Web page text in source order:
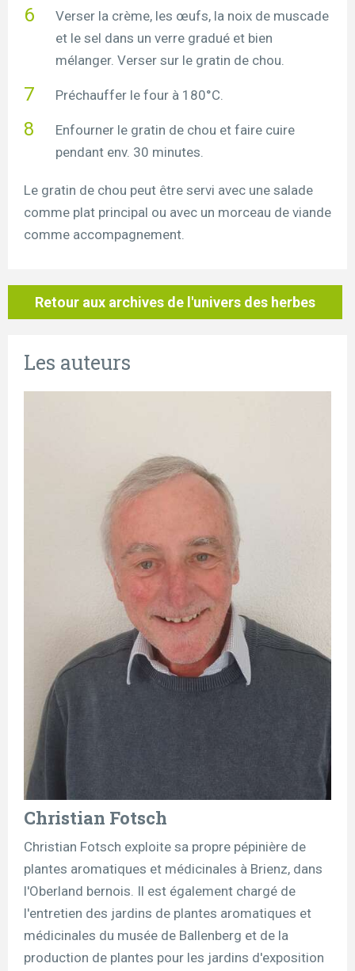
Verser la crème, les œufs, la noix de muscade
et le sel dans un verre gradué et bien
mélanger. Verser sur le gratin de chou.
Préchauffer le four à 180°C.
Enfourner le gratin de chou et faire cuire
pendant env. 30 minutes.
Le gratin de chou peut être servi avec une salade
comme plat principal ou avec un morceau de viande
comme accompagnement.
Retour aux archives de l'univers des herbes
Les auteurs
Christian Fotsch
Christian Fotsch exploite sa propre pépinière de
plantes aromatiques et médicinales à Brienz, dans
l'Oberland bernois. Il est également chargé de
l'entretien des jardins de plantes aromatiques et
médicinales du musée de Ballenberg et de la
production de plantes pour les jardins d'exposition